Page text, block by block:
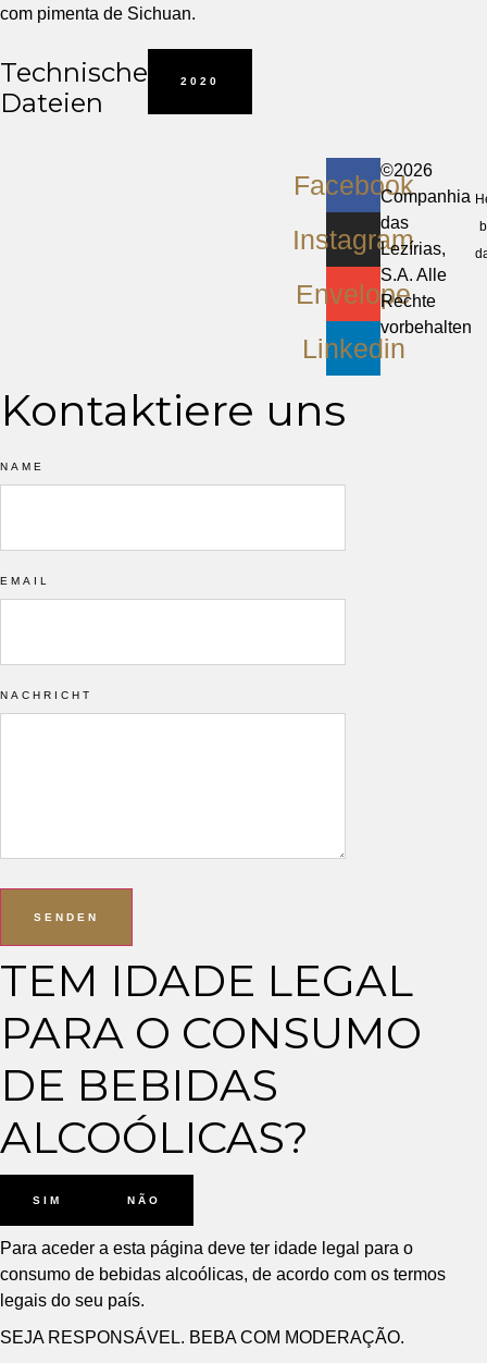
com pimenta de Sichuan.
Technische
Dateien
2020
Facebook
Instagram
Envelope
Linkedin
©2026
Companhia
das
Lezírias,
S.A. Alle
Rechte
vorbehalten
Kontaktiere uns
NAME
EMAIL
NACHRICHT
SENDEN
TEM IDADE LEGAL
PARA O CONSUMO
DE BEBIDAS
ALCOÓLICAS?
SIM NÃO
Para aceder a esta página deve ter idade legal para o
consumo de bebidas alcoólicas, de acordo com os termos
legais do seu país.
SEJA RESPONSÁVEL. BEBA COM MODERAÇÃO.